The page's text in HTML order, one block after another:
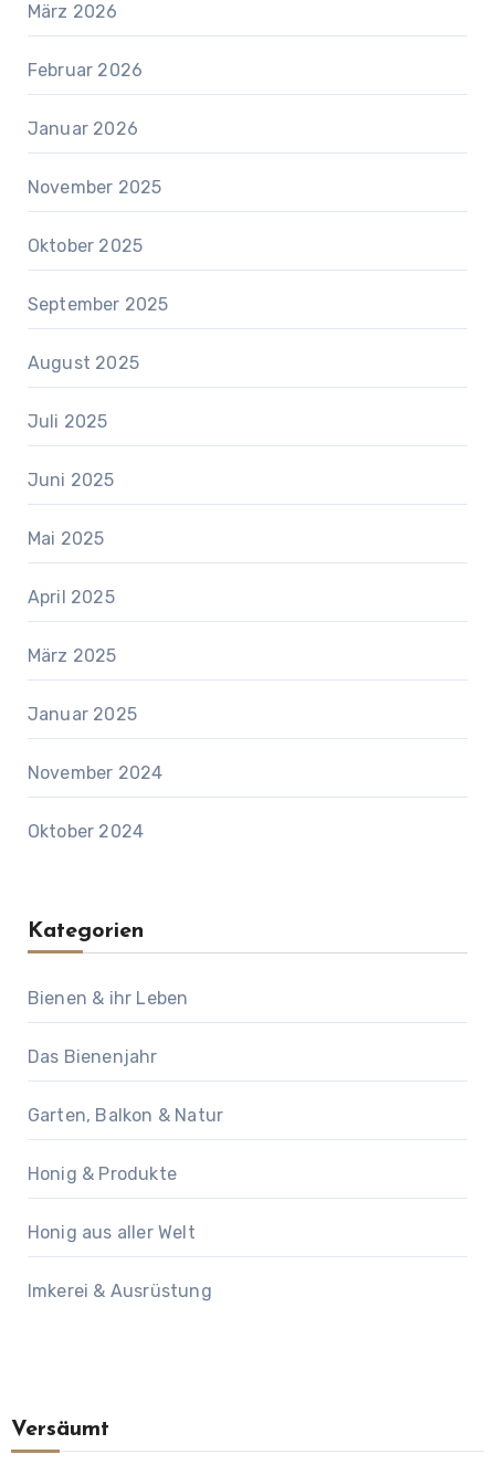
März 2026
Februar 2026
Januar 2026
November 2025
Oktober 2025
September 2025
August 2025
Juli 2025
Juni 2025
Mai 2025
April 2025
März 2025
Januar 2025
November 2024
Oktober 2024
Kategorien
Bienen & ihr Leben
Das Bienenjahr
Garten, Balkon & Natur
Honig & Produkte
Honig aus aller Welt
Imkerei & Ausrüstung
Versäumt